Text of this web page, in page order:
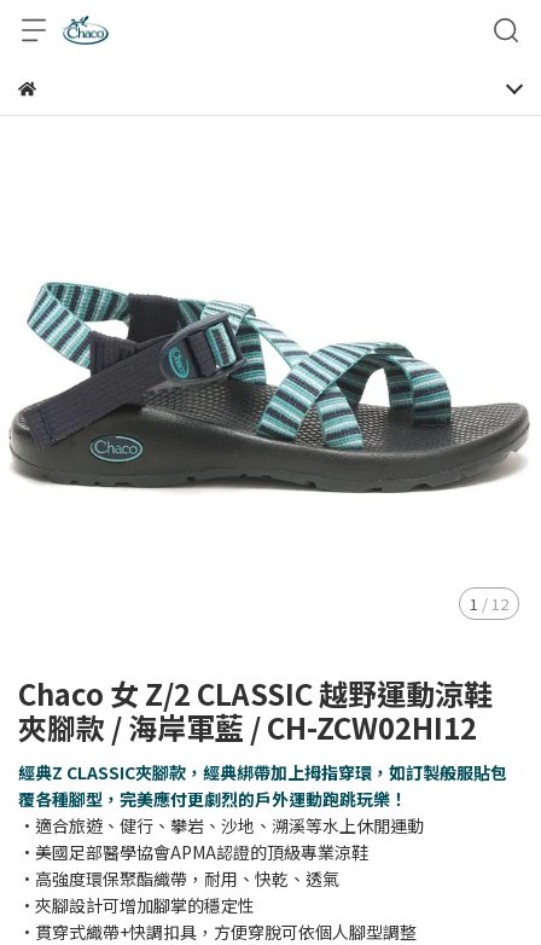
1 / 12
Chaco 女 Z/2 CLASSIC 越野運動涼鞋
夾腳款 / 海岸軍藍 / CH-ZCW02HI12
經典Z CLASSIC夾腳款，經典綁帶加上拇指穿環，如訂製般服貼包
覆各種腳型，完美應付更劇烈的戶外運動跑跳玩樂！
•適合旅遊、健行、攀岩、沙地、溯溪等水上休閒運動
•美國足部醫學協會APMA認證的頂級專業涼鞋
•高強度環保聚酯織帶，耐用、快乾、透氣
•夾腳設計可增加腳掌的穩定性
•貫穿式織帶+快調扣具，方便穿脫可依個人腳型調整